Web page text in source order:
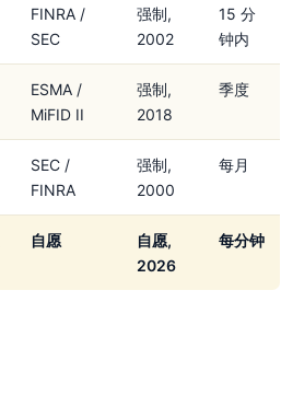
FINRA /
SEC
强制,
2002
15 分
钟内
ESMA /
MiFID II
强制,
2018
季度
SEC /
FINRA
强制,
2000
每月
自愿
自愿,
2026
每分钟